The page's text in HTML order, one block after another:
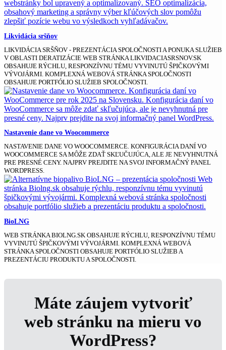
Likvidácia sršňov
LIKVIDÁCIA SRŠŇOV - PREZENTÁCIA SPOLOČNOSTI A PONUKA SLUŽIEB
V OBLASTI DERATIZÁCIE WEB STRÁNKA LIKVIDACIASRSNOV.SK
OBSAHUJE RÝCHLU, RESPONZÍVNU TÉMU VYVINUTÚ ŠPIČKOVÝMI
VÝVOJÁRMI. KOMPLEXNÁ WEBOVÁ STRÁNKA SPOLOČNOSTI
OBSAHUJE PORTFÓLIO SLUŽIEB SPOLOČNOSTI.
Nastavenie dane vo Woocommerce
NASTAVENIE DANE VO WOOCOMMERCE. KONFIGURÁCIA DANÍ VO
WOOCOMMERCE SA MÔŽE ZDAŤ SKĽUČUJÚCA, ALE JE NEVYHNUTNÁ
PRE PRESNÉ CENY. NAJPRV PREJDITE NA SVOJ INFORMAČNÝ PANEL
WORDPRESS.
BioLNG
WEB STRÁNKA BIOLNG.SK OBSAHUJE RÝCHLU, RESPONZÍVNU TÉMU
VYVINUTÚ ŠPIČKOVÝMI VÝVOJÁRMI. KOMPLEXNÁ WEBOVÁ
STRÁNKA SPOLOČNOSTI OBSAHUJE PORTFÓLIO SLUŽIEB A
PREZENTÁCIU PRODUKTU A SPOLOČNOSTI.
Máte záujem vytvoriť
web stránku na mieru vo
WordPress?